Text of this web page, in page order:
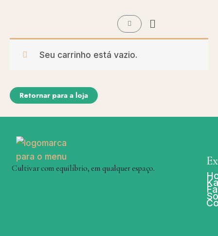
CarrinhoMenu
Seu carrinho está vazio.
Retornar para a loja
Cultivar com equilíbrio, em qualquer espaço.